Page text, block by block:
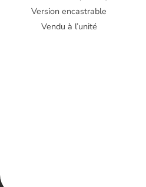
Version encastrable
Vendu à l’unité